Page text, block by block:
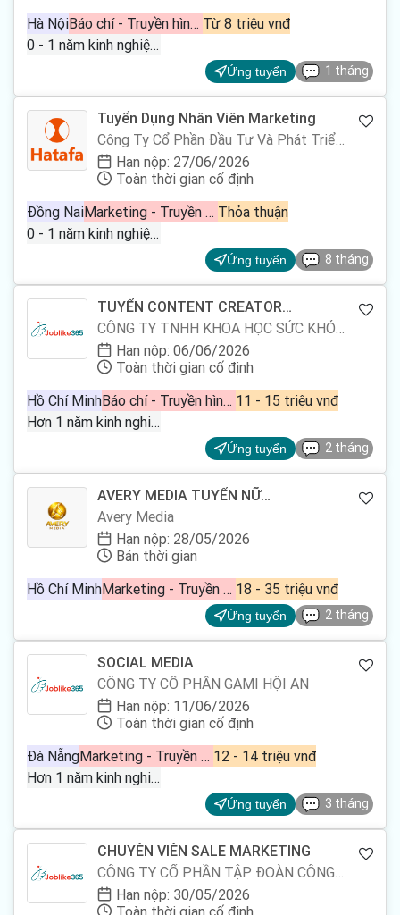
Hà Nội
Báo chí - Truyền hình, Marketing - Truyền thông - Quảng cáo Từ 8 triệu vnđ
0 - 1 năm kinh nghiệm
Ứng tuyển 1 tháng
Tuyển Dụng Nhân Viên Marketing
Công Ty Cổ Phần Đầu Tư Và Phát Triển
Ha Ta Fa
Hạn nộp: 27/06/2026
Toàn thời gian cố định
Đồng Nai
Marketing - Truyền thông - Quảng cáo Thỏa thuận
0 - 1 năm kinh nghiệm
Ứng tuyển 8 tháng
TUYỂN CONTENT CREATOR
FULLTIME
CÔNG TY TNHH KHOA HỌC SỨC KHỎE
NAM VIỆT
Hạn nộp: 06/06/2026
Toàn thời gian cố định
Hồ Chí Minh
Báo chí - Truyền hình, Marketing - Truyền thông - Quảng cáo, Nghệ thuật - Điện ảnh 11 - 15 triệu vnđ
Hơn 1 năm kinh nghiệm
Ứng tuyển 2 tháng
AVERY MEDIA TUYỂN NỮ
LIVESTREAM TRÒ CHUYỆN (LƯƠNG
CỨNG)
Avery Media
Hạn nộp: 28/05/2026
Bán thời gian
Hồ Chí Minh
Marketing - Truyền thông - Quảng cáo 18 - 35 triệu vnđ
Ứng tuyển 2 tháng
SOCIAL MEDIA
CÔNG TY CỔ PHẦN GAMI HỘI AN
Hạn nộp: 11/06/2026
Toàn thời gian cố định
Đà Nẵng
Marketing - Truyền thông - Quảng cáo, Truyền thông 12 - 14 triệu vnđ
Hơn 1 năm kinh nghiệm
Ứng tuyển 3 tháng
CHUYÊN VIÊN SALE MARKETING
CÔNG TY CỔ PHẦN TẬP ĐOÀN CÔNG
NGHỆ VIPTAM
Hạn nộp: 30/05/2026
Toàn thời gian cố định